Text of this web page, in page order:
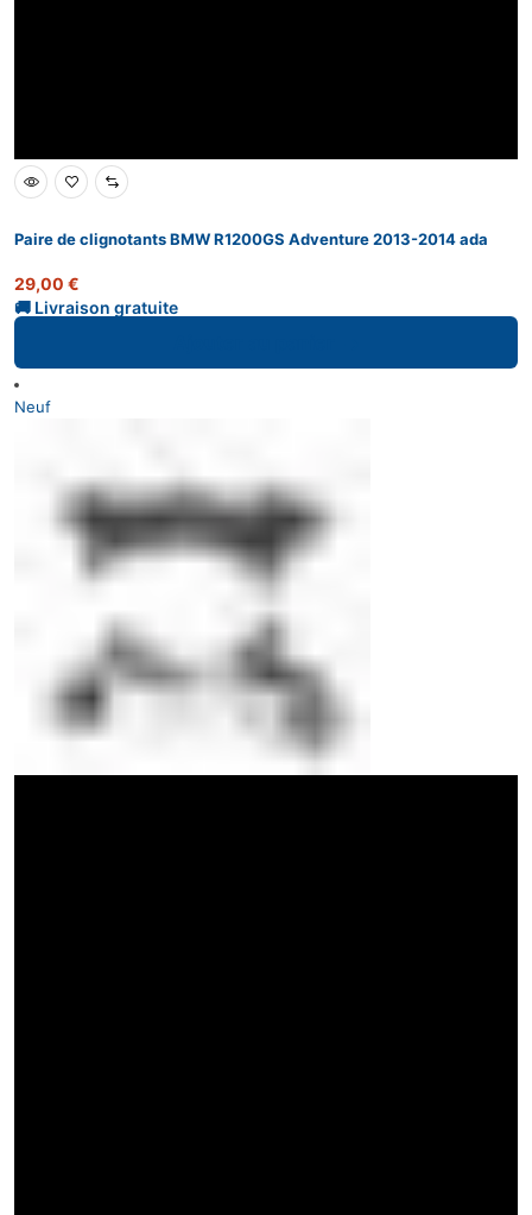
Paire de clignotants BMW R1200GS Adventure 2013-2014 ada
29,00 €
Neuf